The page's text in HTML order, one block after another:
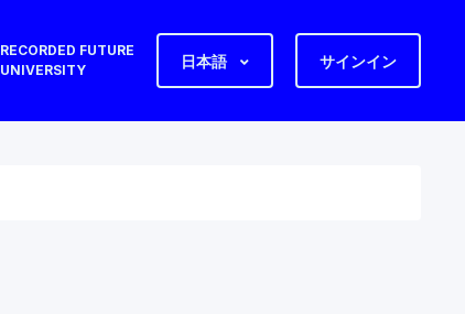
RECORDED FUTURE
UNIVERSITY
日本語 サインイン